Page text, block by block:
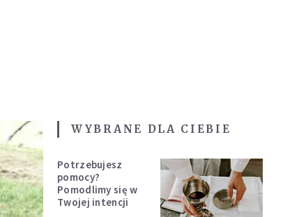
WYBRANE DLA CIEBIE
Potrzebujesz
pomocy?
Pomodlimy się w
Twojej intencji